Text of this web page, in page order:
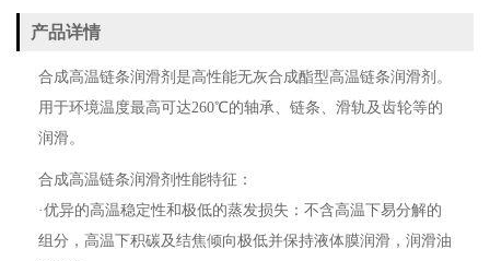
产品详情
合成高温链条润滑剂是高性能无灰合成酯型高温链条润滑剂。
用于环境温度最高可达260℃的轴承、链条、滑轨及齿轮等的
润滑。
合成高温链条润滑剂性能特征：
·优异的高温稳定性和极低的蒸发损失：不含高温下易分解的
组分，高温下积碳及结焦倾向极低并保持液体膜润滑，润滑油